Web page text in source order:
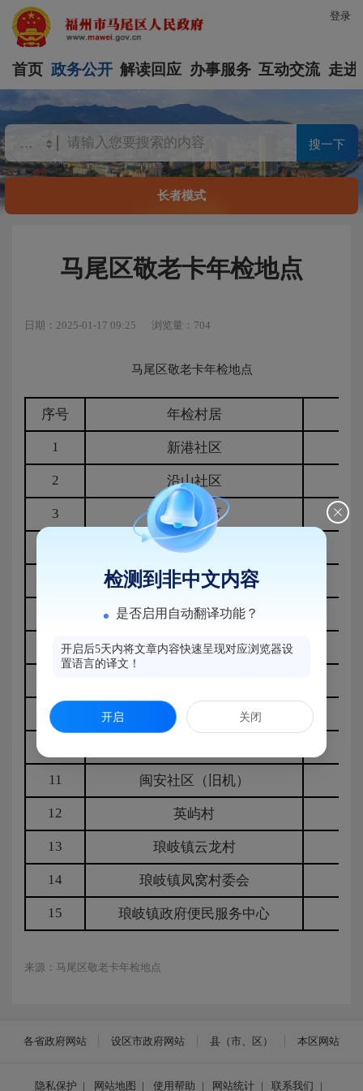
登录
首页 政务公开 解读回应 办事服务 互动交流 走进
搜一下
长者模式
马尾区敬老卡年检地点
日期：2025-01-17 09:25 浏览量：704
马尾区敬老卡年检地点
序号 年检村居
1 新港社区
2 沿山社区
3 培英社区
凯隆居民委员会
船政社区
魁岐村（旧机）
快安村
9 亭江镇闽安社区
11 闽安社区（旧机）
12 英屿村
13 琅岐镇云龙村
14 琅岐镇凤窝村委会
15 琅岐镇政府便民服务中心
来源：马尾区敬老卡年检地点
各省政府网站 设区市政府网站 县（市、区） 本区网站
隐私保护 | 网站地图 | 使用帮助 | 网站统计 | 联系我们 |
检测到非中文内容
是否启用自动翻译功能？
开启后5天内将文章内容快速呈现对应浏览器设
置语言的译文！
开启 关闭